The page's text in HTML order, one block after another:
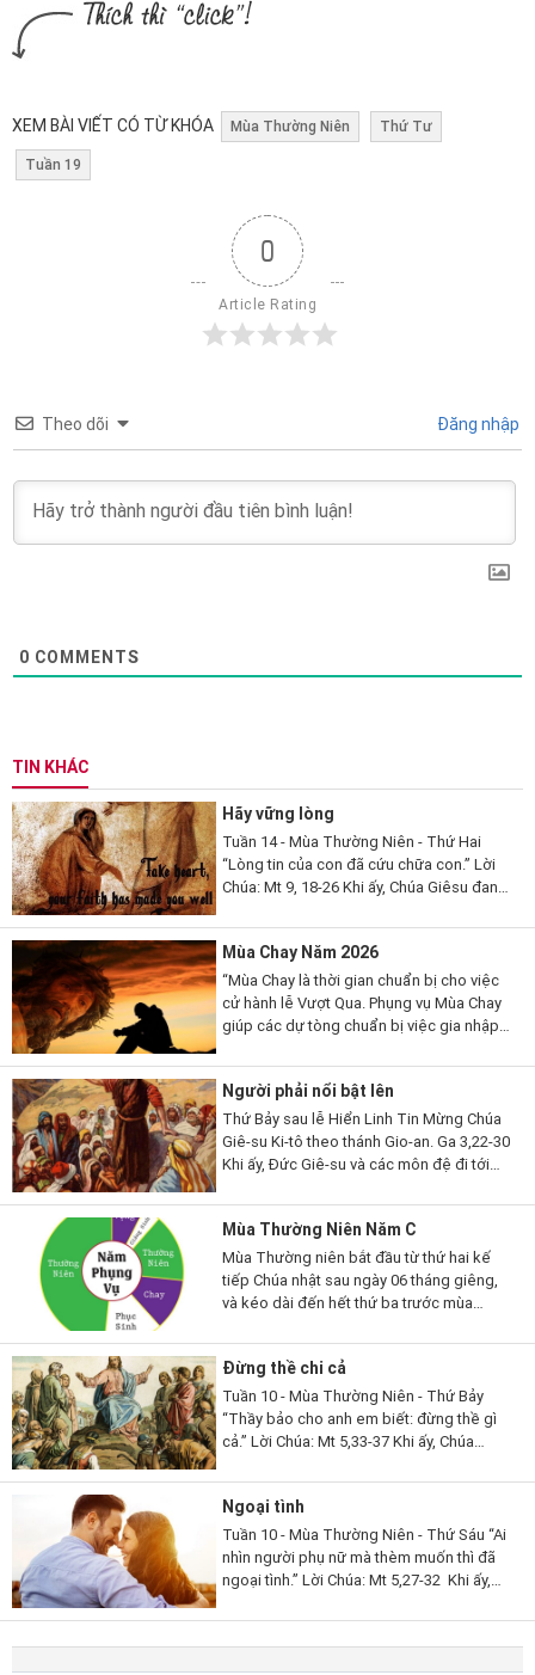
XEM BÀI VIẾT CÓ TỪ KHÓA Mùa Thường Niên Thứ Tư
Tuần 19
0
Article Rating
Theo dõi Đăng nhập
0 COMMENTS
TIN KHÁC
Hãy vững lòng
Tuần 14 - Mùa Thường Niên - Thứ Hai
“Lòng tin của con đã cứu chữa con.” Lời
Chúa: Mt 9, 18-26 Khi ấy, Chúa Giêsu đang
mà thưa...
Mùa Chay Năm 2026
“Mùa Chay là thời gian chuẩn bị cho việc
cử hành lễ Vượt Qua. Phụng vụ Mùa Chay
giúp các dự tòng chuẩn bị việc gia nhập
Chay cũng là thời gian...
Người phải nổi bật lên
Thứ Bảy sau lễ Hiển Linh Tin Mừng Chúa
Giê-su Ki-tô theo thánh Gio-an. Ga 3,22-30
Khi ấy, Đức Giê-su và các môn đệ đi tới
ông và làm phép rửa. Còn...
Mùa Thường Niên Năm C
Mùa Thường niên bắt đầu từ thứ hai kế
tiếp Chúa nhật sau ngày 06 tháng giêng,
và kéo dài đến hết thứ ba trước mùa
nhật lễ Hiện xuống và...
Đừng thề chi cả
Tuần 10 - Mùa Thường Niên - Thứ Bảy
“Thầy bảo cho anh em biết: đừng thề gì
cả.” Lời Chúa: Mt 5,33-37 Khi ấy, Chúa
con lại còn nghe dạy người...
Ngoại tình
Tuần 10 - Mùa Thường Niên - Thứ Sáu “Ai
nhìn người phụ nữ mà thèm muốn thì đã
ngoại tình.” Lời Chúa: Mt 5,27-32 Khi ấy,
“Các con đã nghe dạy...